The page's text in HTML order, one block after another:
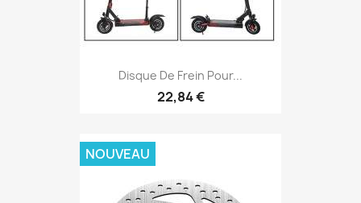
Disque De Frein Pour...
22,84 €
NOUVEAU